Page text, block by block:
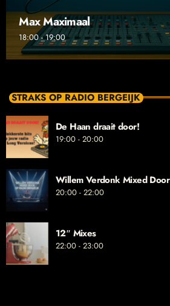
Max Maximaal
18:00 - 19:00
STRAKS OP RADIO BERGEIJK
De Haan draait door!
19:00 - 20:00
Willem Verdonk Mixed Door
20:00 - 22:00
12″ Mixes
22:00 - 23:00